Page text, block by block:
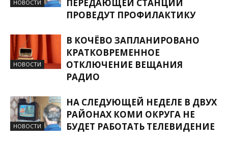
НОВОСТИ
ПЕРЕДАЮЩЕЙ СТАНЦИИ
ПРОВЕДУТ ПРОФИЛАКТИКУ
НОВОСТИ
В КОЧЁВО ЗАПЛАНИРОВАНО
КРАТКОВРЕМЕННОЕ
ОТКЛЮЧЕНИЕ ВЕЩАНИЯ
РАДИО
НОВОСТИ
НА СЛЕДУЮЩЕЙ НЕДЕЛЕ В ДВУХ
РАЙОНАХ КОМИ ОКРУГА НЕ
БУДЕТ РАБОТАТЬ ТЕЛЕВИДЕНИЕ